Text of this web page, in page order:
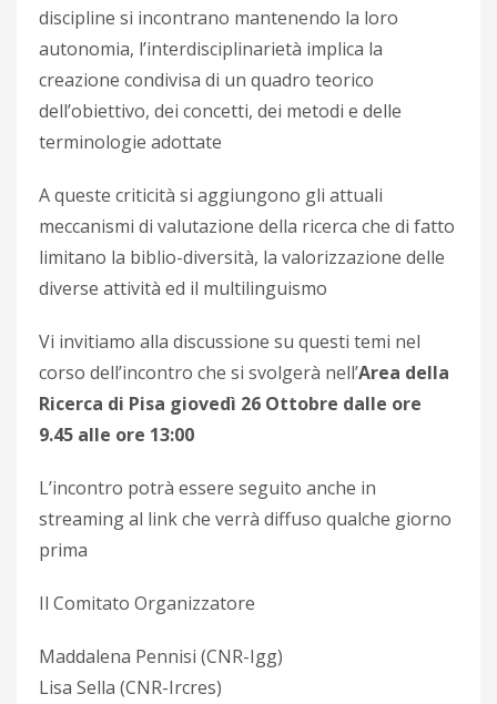
discipline si incontrano mantenendo la loro
autonomia, l’interdisciplinarietà implica la
creazione condivisa di un quadro teorico
dell’obiettivo, dei concetti, dei metodi e delle
terminologie adottate
A queste criticità si aggiungono gli attuali
meccanismi di valutazione della ricerca che di fatto
limitano la biblio-diversità, la valorizzazione delle
diverse attività ed il multilinguismo
Vi invitiamo alla discussione su questi temi nel
corso dell’incontro che si svolgerà nell’Area della
Ricerca di Pisa giovedì 26 Ottobre dalle ore
9.45 alle ore 13:00
L’incontro potrà essere seguito anche in
streaming al link che verrà diffuso qualche giorno
prima
Il Comitato Organizzatore
Maddalena Pennisi (CNR-Igg)
Lisa Sella (CNR-Ircres)